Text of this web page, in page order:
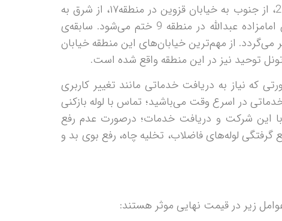
منطقه ۱۰ شهرداری تهران در بین مرکز و غرب تهران قرار دارد. این منطقه از شمال به خیابان آزادی در منطقه 2، از جنوب به خیابان قزوین در منطقه۱۷، از شرق به
بزرگراه نواب صفوی در منطقه 11 و از غرب به خیابان شهیدان، بزرگراه یادگار امام، خیابان هرمزان و خیابان امامزاده عبدالله در منطقه 9 ختم می‌شود. سابقه‌ی
جی بر می‌گردد. از مهم‌ترین خیابان‌های این منطقه خیابان
توحید نیز در این منطقه واقع شده است.
نیاز به دریافت خدماتی مانند تغییر کاربری
در اسرع وقت می‌باشید؛ تماس با لوله بازکنی
با این شرکت و دریافت خدمات؛ درصورت عدم رفع
لوله‌های فاضلاب، تخلیه چاه، رفع بوی بد و
زیر در قیمت نهایی موثر هستند: